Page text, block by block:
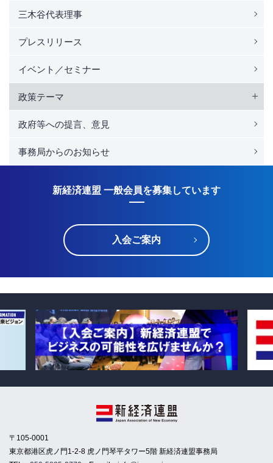
三木谷代表理事
プレスリリース
イベント／セミナー
政策テーマ
政府等への提言、意見
事務局からのお知らせ
新経済連盟 一般会員を募集しています
入会ご案内
〒105-0001
東京都港区虎ノ門1-2-8 虎ノ門琴平タワー5階 新経済連盟事務局